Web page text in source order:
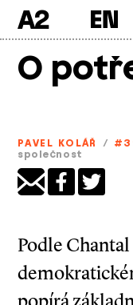
A2
O
PAVEL KOLÁŘ /
společnost
Podle